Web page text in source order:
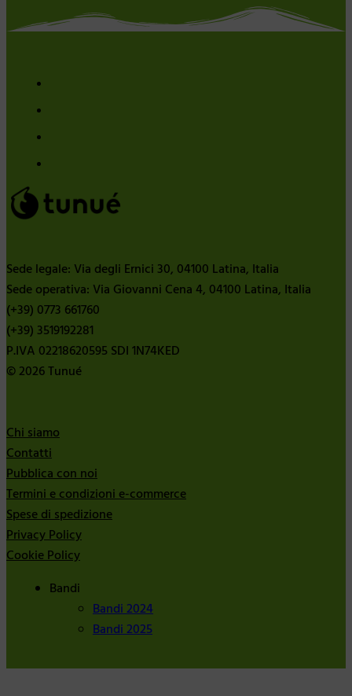
Sede legale: Via degli Ernici 30, 04100 Latina, Italia
Sede operativa: Via Giovanni Cena 4, 04100 Latina, Italia
(+39) 0773 661760
(+39) 3519192281
P.IVA 02218620595 SDI 1N74KED
© 2026 Tunué
Chi siamo
Contatti
Pubblica con noi
Termini e condizioni e-commerce
Spese di spedizione
Privacy Policy
Cookie Policy
Bandi
Bandi 2024
Bandi 2025